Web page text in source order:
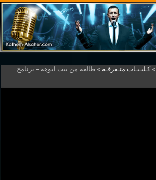
» كـليـبـات متـفرقـة » طالعه من بيت ابوهه – برنامج